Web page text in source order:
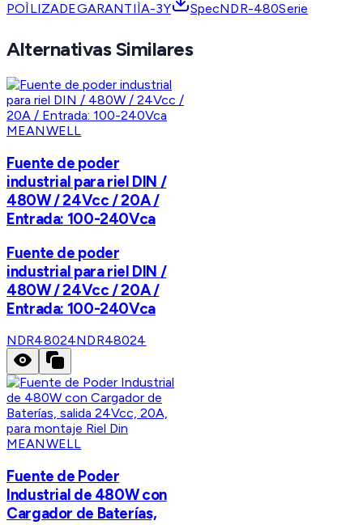
POÌLIZADEGARANTIÌA-3Y
SpecNDR-480Serie
Alternativas Similares
MEANWELL
Fuente de poder
industrial para riel DIN /
480W / 24Vcc / 20A /
Entrada: 100-240Vca
Fuente de poder
industrial para riel DIN /
480W / 24Vcc / 20A /
Entrada: 100-240Vca
NDR48024NDR48024
MEANWELL
Fuente de Poder
Industrial de 480W con
Cargador de Baterías,